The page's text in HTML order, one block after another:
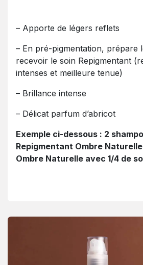
– Apporte de légers reflets
– En pré-pigmentation, prépare
recevoir le soin Repigmentant
intenses et meilleure tenue)
– Brillance intense
– Délicat parfum d’abricot
Exemple ci-dessous : 2
Repigmentant Ombre
Ombre Naturelle avec 1/4 de